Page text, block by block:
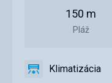
pláže
Pláž
150 m
Klimatizácia
Klimatizácia
áno